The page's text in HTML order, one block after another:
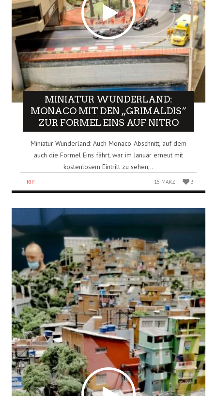
MINIATUR WUNDERLAND:
MONACO MIT DEN „GRIMALDIS“
ZUR FORMEL EINS AUF NITRO
Miniatur Wunderland: Auch Monaco-Abschnitt, auf dem
auch die Formel Eins fährt, war im Januar erneut mit
kostenlosem Eintritt zu sehen,..
TRIP 15 MÄRZ 3